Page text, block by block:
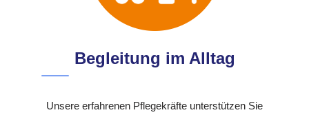
Begleitung im Alltag
Unsere erfahrenen Pflegekräfte unterstützen Sie